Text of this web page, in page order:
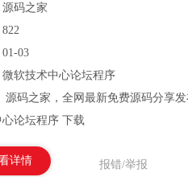
源码之家
822
01-03
微软技术中心论坛程序
源码之家，全网最新免费源码分享
论坛程序 下载
详情 报错/举报